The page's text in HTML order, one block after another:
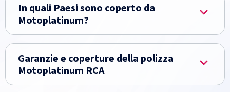
In quali Paesi sono coperto da
Motoplatinum?
Garanzie e coperture della polizza
Motoplatinum RCA